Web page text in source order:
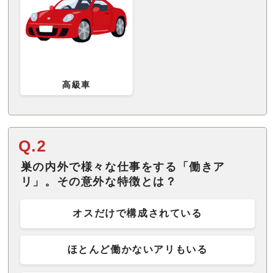
高級車
Q.2
巣の内外で様々な仕事をする「働きア
リ」。その意外な特徴とは？
オスだけで構成されている
ほとんど働かないアリもいる